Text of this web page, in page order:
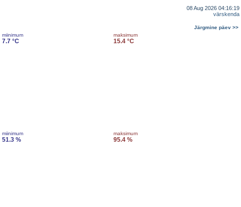
08 Aug 2026 04:16:19
värskenda
Järgmine päev >>
miinimum
7.7 °C
maksimum
15.4 °C
miinimum
51.3 %
maksimum
95.4 %